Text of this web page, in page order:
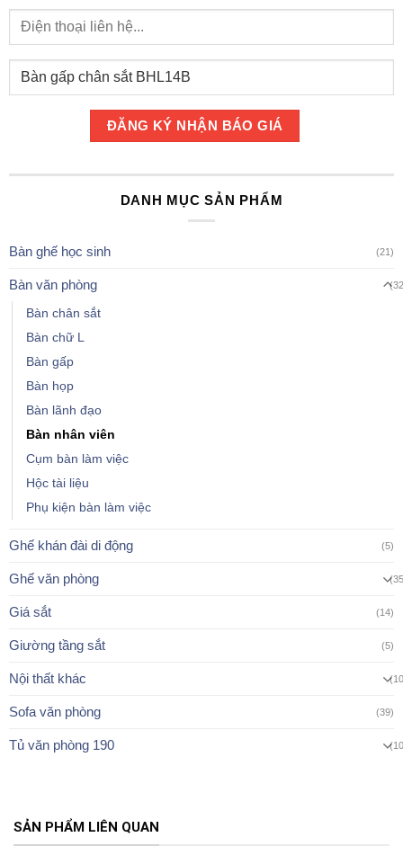
DANH MỤC SẢN PHẨM
Bàn ghế học sinh (21)
Bàn văn phòng
Bàn chân sắt
Bàn chữ L
Bàn gấp
Bàn họp
Bàn lãnh đạo
Bàn nhân viên
Cụm bàn làm việc
Hộc tài liệu
Phụ kiện bàn làm việc
Ghế khán đài di động (5)
Ghế văn phòng
Giá sắt (14)
Giường tầng sắt (5)
Nội thất khác
Sofa văn phòng (39)
Tủ văn phòng 190
SẢN PHẨM LIÊN QUAN